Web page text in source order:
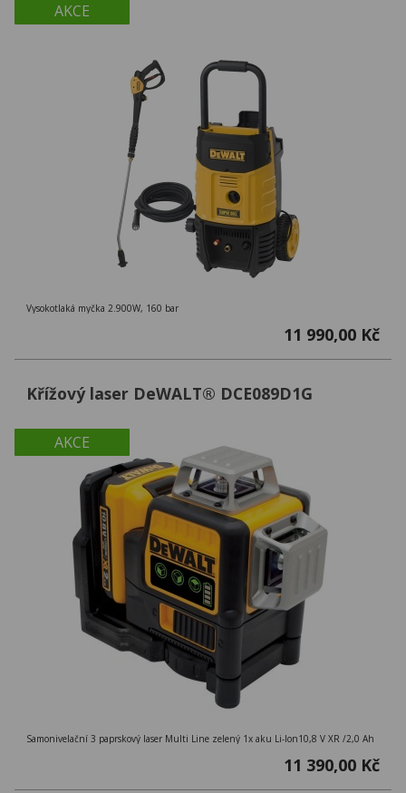
AKCE
Vysokotlaká myčka 2.900W, 160 bar
11 990,00 Kč
AKCE
Křížový laser DeWALT® DCE089D1G
Samonivelační 3 paprskový laser Multi Line zelený 1x aku Li-Ion10,8 V XR /2,0 Ah
11 390,00 Kč